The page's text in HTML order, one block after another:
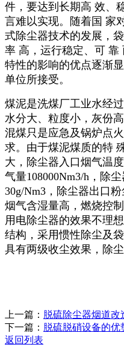
件，要达到长期高 效、
言难以实现。随着国 家
式除尘器技术的发展，
率 高，运行稳定、可 靠
特性的影响的优点逐渐
单位所接受。
煤泥是洗煤厂工业水经
水分大、粒度小，灰份
混煤只是应急及锅炉点
求。由于煤泥煤质的特
大，除尘器入口烟气温
气量108000Nm3/h，除
30g/Nm3，除尘器出口
烟气含湿量高，燃烧控
用电除尘器的效果不理
结构，采用惯性除尘及
具有两级收尘效果，除
上一篇： 脱硫除尘器烟道改
下一篇： 脱硫脱硝设备的优
返回列表